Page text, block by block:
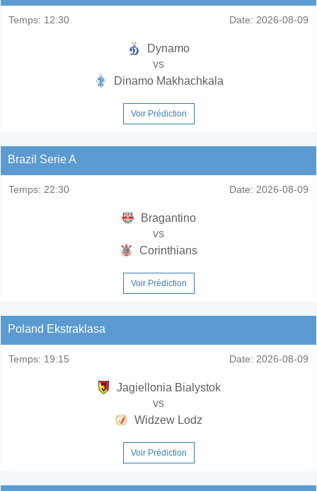
Temps: 12:30 Date: 2026-08-09
Dynamo
vs
Dinamo Makhachkala
Voir Prédiction
Brazil Serie A
Temps: 22:30 Date: 2026-08-09
Bragantino
vs
Corinthians
Voir Prédiction
Poland Ekstraklasa
Temps: 19:15 Date: 2026-08-09
Jagiellonia Bialystok
vs
Widzew Lodz
Voir Prédiction